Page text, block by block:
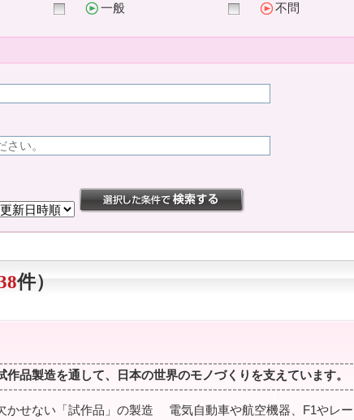
一般 不問
件）
品製造を通して、日本の世界のモノづくりを支えています。
かせない「試作品」の製造 電気自動車や航空機器、F1やレ